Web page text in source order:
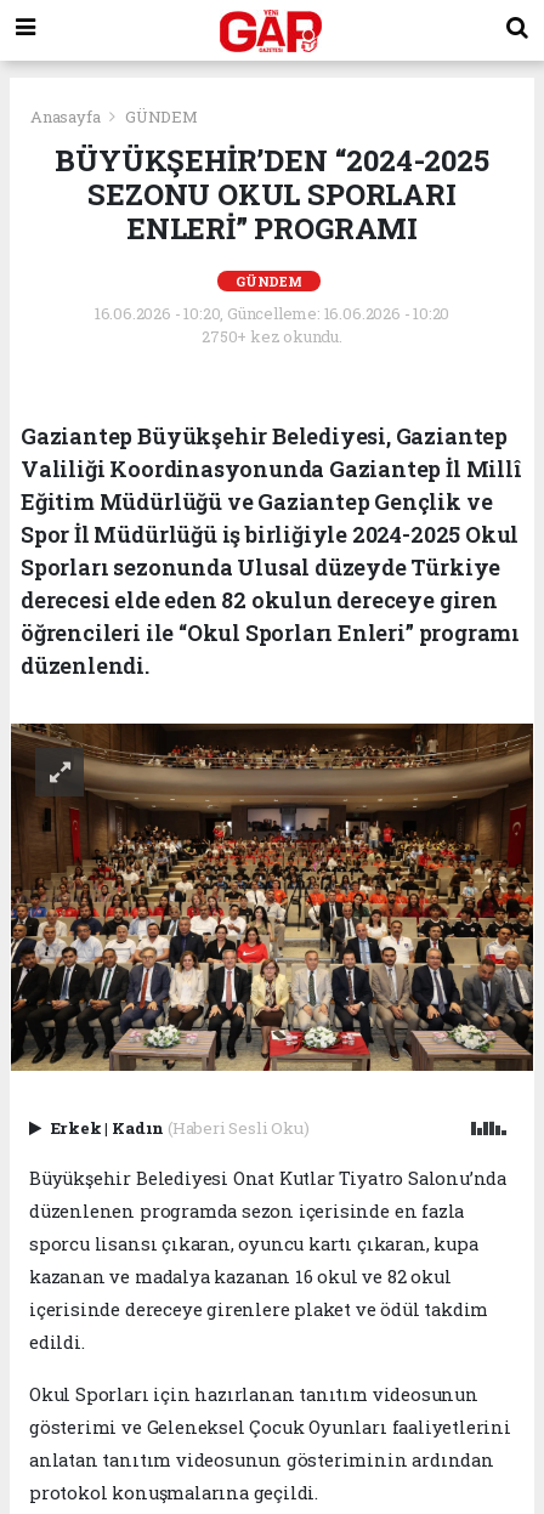
Anasayfa GÜNDEM
BÜYÜKŞEHİR’DEN “2024-2025
SEZONU OKUL SPORLARI
ENLERİ” PROGRAMI
GÜNDEM
16.06.2026 - 10:20, Güncelleme: 16.06.2026 - 10:20
2750+ kez okundu.
Gaziantep Büyükşehir Belediyesi, Gaziantep
Valiliği Koordinasyonunda Gaziantep İl Millî
Eğitim Müdürlüğü ve Gaziantep Gençlik ve
Spor İl Müdürlüğü iş birliğiyle 2024-2025 Okul
Sporları sezonunda Ulusal düzeyde Türkiye
derecesi elde eden 82 okulun dereceye giren
öğrencileri ile “Okul Sporları Enleri” programı
düzenlendi.
Erkek| Kadın (Haberi Sesli Oku)
Büyükşehir Belediyesi Onat Kutlar Tiyatro Salonu’nda
düzenlenen programda sezon içerisinde en fazla
sporcu lisansı çıkaran, oyuncu kartı çıkaran, kupa
kazanan ve madalya kazanan 16 okul ve 82 okul
içerisinde dereceye girenlere plaket ve ödül takdim
edildi.
Okul Sporları için hazırlanan tanıtım videosunun
gösterimi ve Geleneksel Çocuk Oyunları faaliyetlerini
anlatan tanıtım videosunun gösteriminin ardından
protokol konuşmalarına geçildi.